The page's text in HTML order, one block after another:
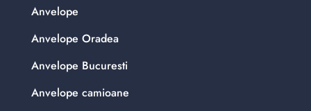
Anvelope
Anvelope Oradea
Anvelope Bucuresti
Anvelope camioane